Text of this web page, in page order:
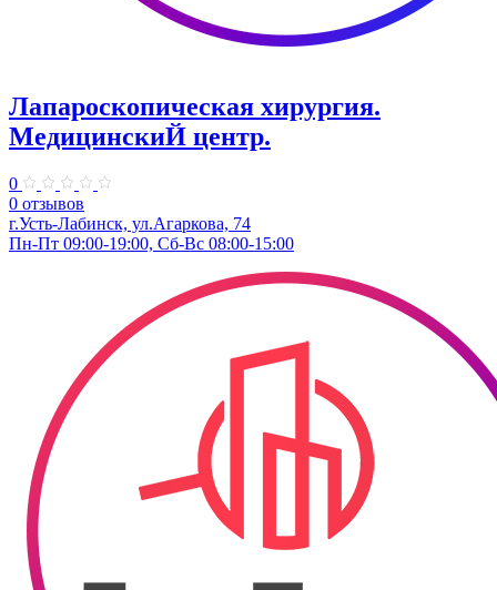
Лапароскопическая хирургия.
МедицинскиЙ центр.
0
0 отзывов
г.Усть-Лабинск, ул.Агаркова, 74
Пн-Пт 09:00-19:00, Сб-Вс 08:00-15:00